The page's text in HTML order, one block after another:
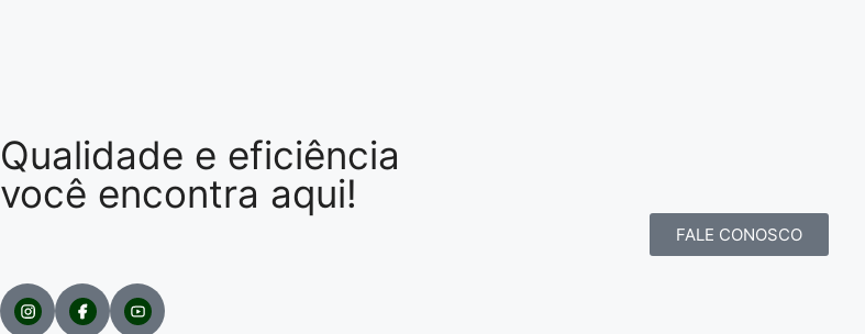
Qualidade e eficiência
você encontra aqui!
FALE CONOSCO